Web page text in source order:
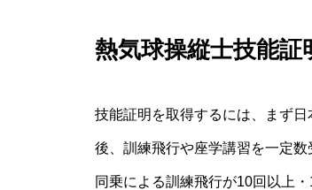
熱気球操縦士技能証
技能証明を取得するには、まず
後、訓練飛行や座学講習を一定
同乗による訓練飛行が10回以上